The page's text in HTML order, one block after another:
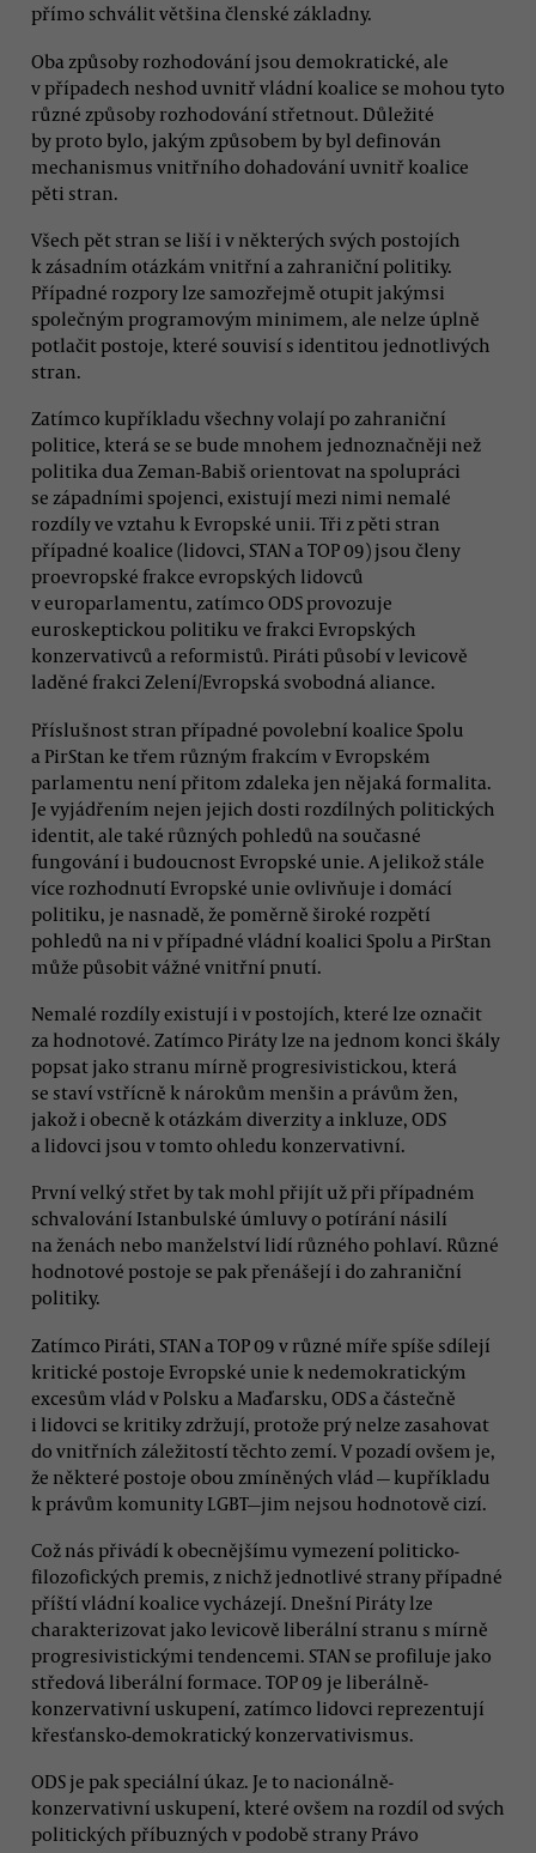
přímo schválit většina členské základny.
Oba způsoby rozhodování jsou demokratické, ale
v případech neshod uvnitř vládní koalice se mohou tyto
různé způsoby rozhodování střetnout. Důležité
by proto bylo, jakým způsobem by byl definován
mechanismus vnitřního dohadování uvnitř koalice
pěti stran.
Všech pět stran se liší i v některých svých postojích
k zásadním otázkám vnitřní a zahraniční politiky.
Případné rozpory lze samozřejmě otupit jakýmsi
společným programovým minimem, ale nelze úplně
potlačit postoje, které souvisí s identitou jednotlivých
stran.
Zatímco kupříkladu všechny volají po zahraniční
politice, která se se bude mnohem jednoznačněji než
politika dua Zeman-Babiš orientovat na spolupráci
se západními spojenci, existují mezi nimi nemalé
rozdíly ve vztahu k Evropské unii. Tři z pěti stran
případné koalice (lidovci, STAN a TOP 09) jsou členy
proevropské frakce evropských lidovců
v europarlamentu, zatímco ODS provozuje
euroskeptickou politiku ve frakci Evropských
konzervativců a reformistů. Piráti působí v levicově
laděné frakci Zelení/Evropská svobodná aliance.
Příslušnost stran případné povolební koalice Spolu
a PirStan ke třem různým frakcím v Evropském
parlamentu není přitom zdaleka jen nějaká formalita.
Je vyjádřením nejen jejich dosti rozdílných politických
identit, ale také různých pohledů na současné
fungování i budoucnost Evropské unie. A jelikož stále
více rozhodnutí Evropské unie ovlivňuje i domácí
politiku, je nasnadě, že poměrně široké rozpětí
pohledů na ni v případné vládní koalici Spolu a PirStan
může působit vážné vnitřní pnutí.
Nemalé rozdíly existují i v postojích, které lze označit
za hodnotové. Zatímco Piráty lze na jednom konci škály
popsat jako stranu mírně progresivistickou, která
se staví vstřícně k nárokům menšin a právům žen,
jakož i obecně k otázkám diverzity a inkluze, ODS
a lidovci jsou v tomto ohledu konzervativní.
První velký střet by tak mohl přijít už při případném
schvalování Istanbulské úmluvy o potírání násilí
na ženách nebo manželství lidí různého pohlaví. Různé
hodnotové postoje se pak přenášejí i do zahraniční
politiky.
Zatímco Piráti, STAN a TOP 09 v různé míře spíše sdílejí
kritické postoje Evropské unie k nedemokratickým
excesům vlád v Polsku a Maďarsku, ODS a částečně
i lidovci se kritiky zdržují, protože prý nelze zasahovat
do vnitřních záležitostí těchto zemí. V pozadí ovšem je,
že některé postoje obou zmíněných vlád — kupříkladu
k právům komunity LGBT—jim nejsou hodnotově cizí.
Což nás přivádí k obecnějšímu vymezení politicko-
filozofických premis, z nichž jednotlivé strany případné
příští vládní koalice vycházejí. Dnešní Piráty lze
charakterizovat jako levicově liberální stranu s mírně
progresivistickými tendencemi. STAN se profiluje jako
středová liberální formace. TOP 09 je liberálně-
konzervativní uskupení, zatímco lidovci reprezentují
křesťansko-demokratický konzervativismus.
ODS je pak speciální úkaz. Je to nacionálně-
konzervativní uskupení, které ovšem na rozdíl od svých
politických příbuzných v podobě strany Právo